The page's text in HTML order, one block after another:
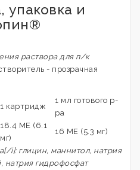
упаковка и
раствора для п/к
- прозрачная
1 картридж
1 мл готового р-
ра
18.4 МЕ (6.1
мг)
16 МЕ (5.3 мг)
i]: глицин, маннитол, натрия
натрия гидрофосфат